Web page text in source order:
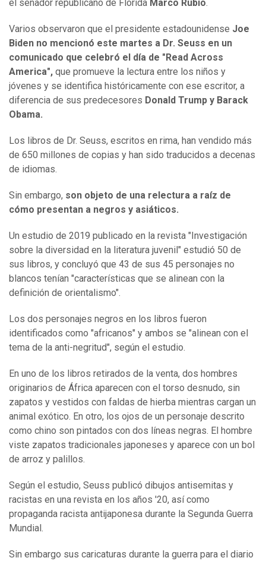
el senador republicano de Florida Marco Rubio.
Varios observaron que el presidente estadounidense Joe
Biden no mencionó este martes a Dr. Seuss en un
comunicado que celebró el día de "Read Across
America", que promueve la lectura entre los niños y
jóvenes y se identifica históricamente con ese escritor, a
diferencia de sus predecesores Donald Trump y Barack
Obama.
Los libros de Dr. Seuss, escritos en rima, han vendido más
de 650 millones de copias y han sido traducidos a decenas
de idiomas.
Sin embargo, son objeto de una relectura a raíz de
cómo presentan a negros y asiáticos.
Un estudio de 2019 publicado en la revista "Investigación
sobre la diversidad en la literatura juvenil" estudió 50 de
sus libros, y concluyó que 43 de sus 45 personajes no
blancos tenían "características que se alinean con la
definición de orientalismo".
Los dos personajes negros en los libros fueron
identificados como "africanos" y ambos se "alinean con el
tema de la anti-negritud", según el estudio.
En uno de los libros retirados de la venta, dos hombres
originarios de África aparecen con el torso desnudo, sin
zapatos y vestidos con faldas de hierba mientras cargan un
animal exótico. En otro, los ojos de un personaje descrito
como chino son pintados con dos líneas negras. El hombre
viste zapatos tradicionales japoneses y aparece con un bol
de arroz y palillos.
Según el estudio, Seuss publicó dibujos antisemitas y
racistas en una revista en los años '20, así como
propaganda racista antijaponesa durante la Segunda Guerra
Mundial.
Sin embargo sus caricaturas durante la guerra para el diario